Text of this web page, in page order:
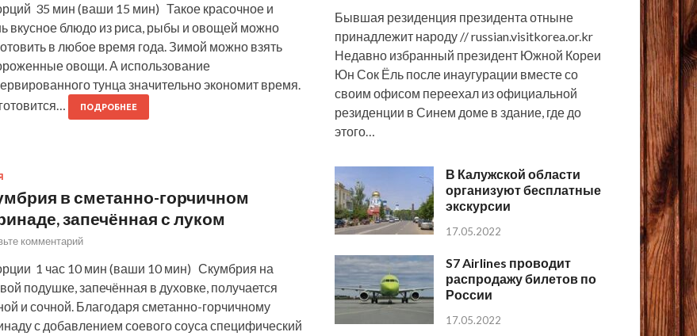
35 мин (ваши 15 мин) Такое красочное и
вкусное блюдо из риса, рыбы и овощей можно
в любое время года. Зимой можно взять
овощи. А использование
тунца значительно экономит время.
ПОДРОБНЕЕ
в сметанно-горчичном
запечённая с луком
комментарий
1 час 10 мин (ваши 10 мин) Скумбрия на
подушке, запечённая в духовке, получается
и сочной. Благодаря сметанно-горчичному
с добавлением соевого соуса специфический
Бывшая резиденция президента отныне
принадлежит народу // russian.visitkorea.or.kr
Недавно избранный президент Южной Кореи
Юн Сок Ёль после инаугурации вместе со
своим офисом переехал из официальной
резиденции в Синем доме в здание, где до
этого…
В Калужской области
организуют бесплатные
экскурсии
17.05.2022
S7 Airlines проводит
распродажу билетов по
России
17.05.2022